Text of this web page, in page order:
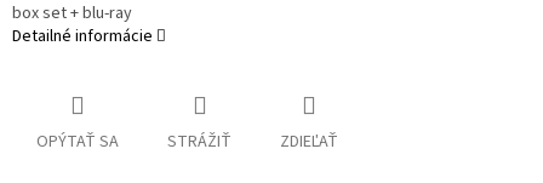
box set + blu-ray
Detailné informácie
OPÝTAŤ SA STRÁŽIŤ ZDIEĽAŤ